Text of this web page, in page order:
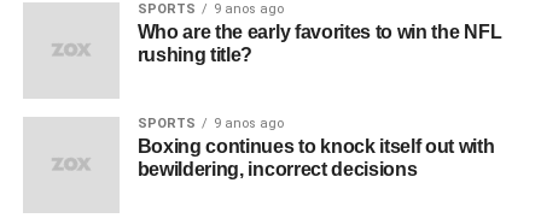
SPORTS 9 anos ago
Who are the early favorites to win the NFL
rushing title?
SPORTS 9 anos ago
Boxing continues to knock itself out with
bewildering, incorrect decisions